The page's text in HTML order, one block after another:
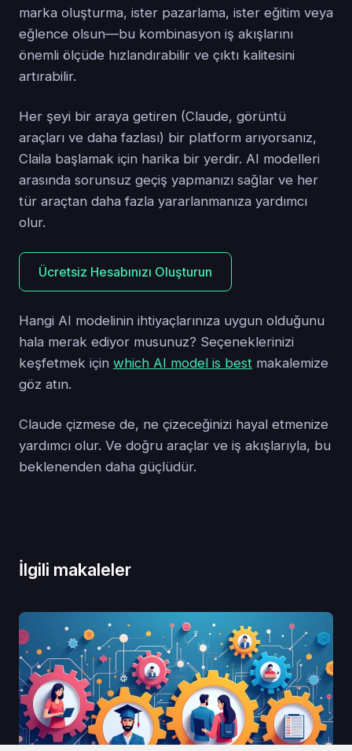
marka oluşturma, ister pazarlama, ister eğitim veya
eğlence olsun—bu kombinasyon iş akışlarını
önemli ölçüde hızlandırabilir ve çıktı kalitesini
artırabilir.
Her şeyi bir araya getiren (Claude, görüntü
araçları ve daha fazlası) bir platform arıyorsanız,
Claila başlamak için harika bir yerdir. AI modelleri
arasında sorunsuz geçiş yapmanızı sağlar ve her
tür araçtan daha fazla yararlanmanıza yardımcı
olur.
Ücretsiz Hesabınızı Oluşturun
Hangi AI modelinin ihtiyaçlarınıza uygun olduğunu
hala merak ediyor musunuz? Seçeneklerinizi
keşfetmek için which AI model is best makalemize
göz atın.
Claude çizmese de, ne çizeceğinizi hayal etmenize
yardımcı olur. Ve doğru araçlar ve iş akışlarıyla, bu
beklenenden daha güçlüdür.
İlgili makaleler